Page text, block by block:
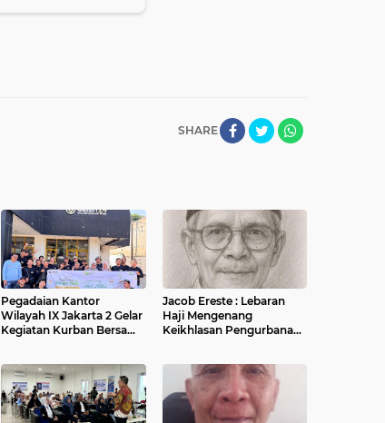
SHARE
Pegadaian Kantor
Wilayah IX Jakarta 2 Gelar
Kegiatan Kurban Bersama
Jacob Ereste : Lebaran
Haji Mengenang
Keikhlasan Pengurbanan
Siti Hajar